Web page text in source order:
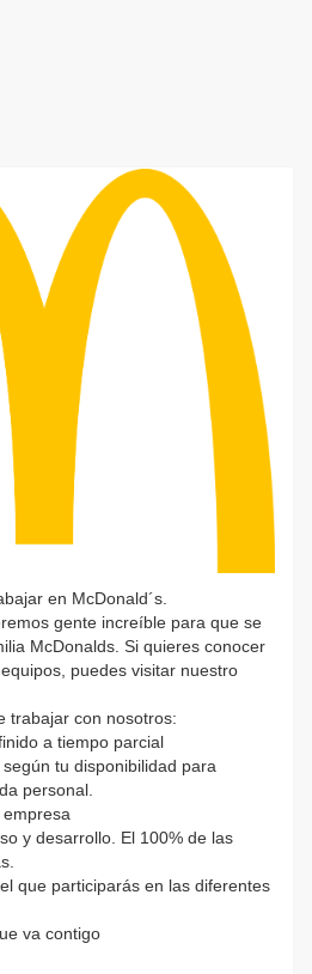
en McDonald´s.
gente increíble para que se
McDonalds. Si quieres conocer
puedes visitar nuestro
trabajar con nosotros:
a tiempo parcial
tu disponibilidad para
personal.
y desarrollo. El 100% de las
que participarás en las diferentes
va contigo